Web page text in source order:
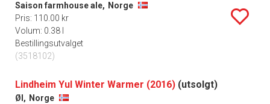
Saison farmhouse ale, Norge
Pris: 110.00 kr
Volum: 0.38 l
Bestillingsutvalget
(3518102)
Lindheim Yul Winter Warmer (2016) (utsolgt)
Øl, Norge